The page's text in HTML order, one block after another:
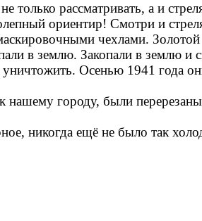
только рассматривать, а и
ориентир! Смотри и
чехлами.
в землю. Закопали в землю и
уничтожить. Осенью 1941 года
нашему городу, были
никогда ещё не было так